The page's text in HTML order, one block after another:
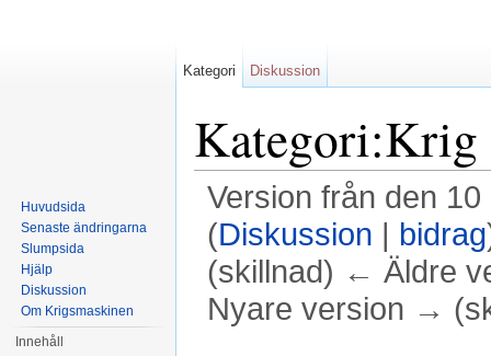
Kategori:Krig
Version från den
(Diskussion | bidrag
(skillnad) ← Äldre
Nyare version →
Kategori Diskussion
Huvudsida
Senaste ändringarna
Slumpsida
Hjälp
Diskussion
Om Krigsmaskinen
Innehåll